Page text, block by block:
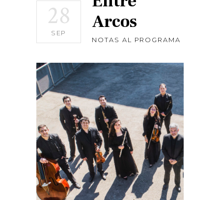
28
SEP
Arcos
NOTAS AL PROGRAMA